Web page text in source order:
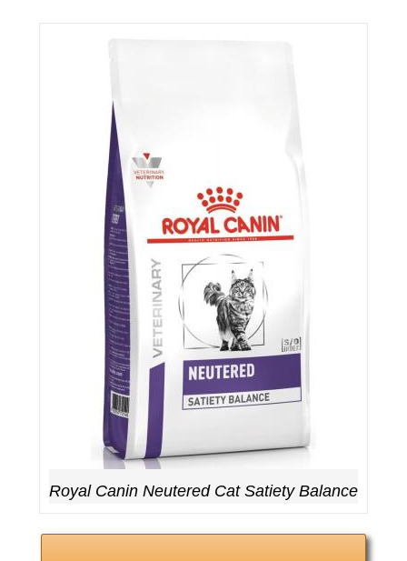
Royal Canin Neutered Cat Satiety Balance